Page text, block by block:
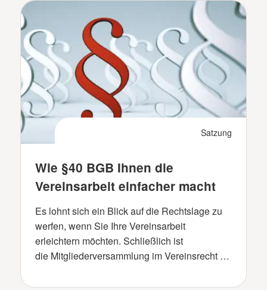
Satzung
Wie §40 BGB Ihnen die
Vereinsarbeit einfacher macht
Es lohnt sich ein Blick auf die Rechtslage zu
werfen, wenn Sie Ihre Vereinsarbeit
erleichtern möchten. Schließlich ist
die Mitgliederversammlung im Vereinsrecht …